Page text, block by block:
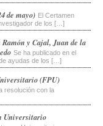
de mayo) El Certamen
de los […]
Ramón y Cajal, Juan de la
Se ha publicado en el
ayudas de los […]
(FPU)
resolución con la
Universitario